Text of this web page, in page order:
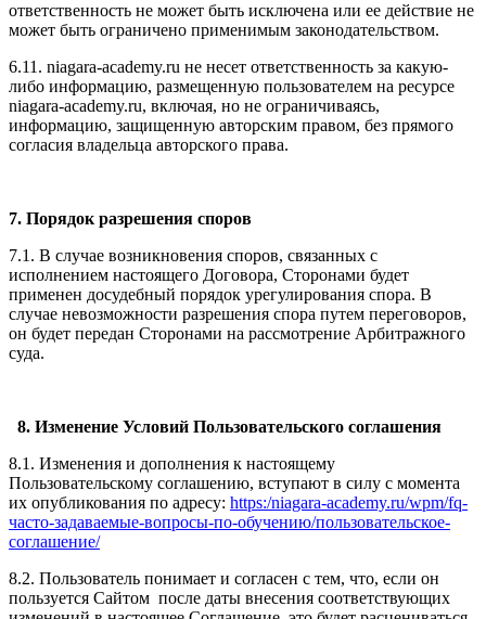
ответственность не может быть исключена или ее действие не
может быть ограничено применимым законодательством.
6.11. niagara-academy.ru не несет ответственность за какую-
либо информацию, размещенную пользователем на ресурсе
niagara-academy.ru, включая, но не ограничиваясь,
информацию, защищенную авторским правом, без прямого
согласия владельца авторского права.
7. Порядок разрешения споров
7.1. В случае возникновения споров, связанных с
исполнением настоящего Договора, Сторонами будет
применен досудебный порядок урегулирования спора. В
случае невозможности разрешения спора путем переговоров,
он будет передан Сторонами на рассмотрение Арбитражного
суда.
8. Изменение Условий Пользовательского соглашения
8.1. Изменения и дополнения к настоящему
Пользовательскому соглашению, вступают в силу с момента
их опубликования по адресу: https:/niagara-academy.ru/wpm/fq-
часто-задаваемые-вопросы-по-обучению/пользовательское-
соглашение/
8.2. Пользователь понимает и согласен с тем, что, если он
пользуется Сайтом после даты внесения соответствующих